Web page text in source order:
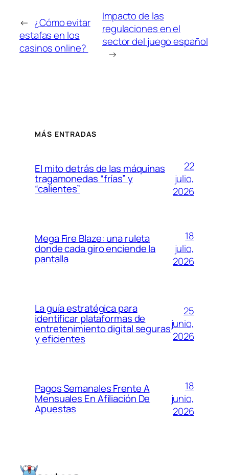
← ¿Cómo evitar
estafas en los
casinos online?
Impacto de las
regulaciones en el
sector del juego español
→
MÁS ENTRADAS
El mito detrás de las máquinas
tragamonedas “frías” y
“calientes”
22
julio,
2026
Mega Fire Blaze: una ruleta
donde cada giro enciende la
pantalla
18
julio,
2026
La guía estratégica para
identificar plataformas de
entretenimiento digital seguras
y eficientes
25
junio,
2026
Pagos Semanales Frente A
Mensuales En Afiliación De
Apuestas
18
junio,
2026